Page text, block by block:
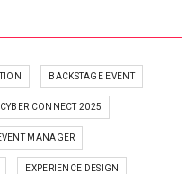
BACKSTAGE EVENT
CYBER CONNECT 2025
MANAGER
EXPERIENCE DESIGN